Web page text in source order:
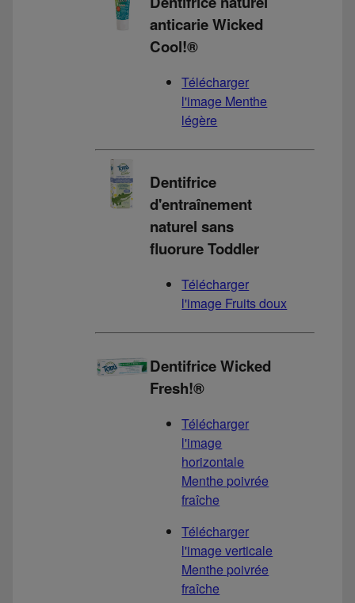
anticarie Wicked
Cool!®
Télécharger
l'image Menthe
légère
Dentifrice
d'entraînement
naturel sans
fluorure Toddler
Télécharger
l'image Fruits doux
Dentifrice Wicked
Fresh!®
Télécharger
l'image
horizontale
Menthe poivrée
fraîche
Télécharger
l'image verticale
Menthe poivrée
fraîche